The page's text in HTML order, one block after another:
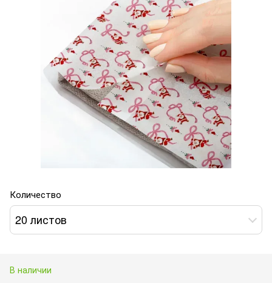
Количество
20 листов
В наличии